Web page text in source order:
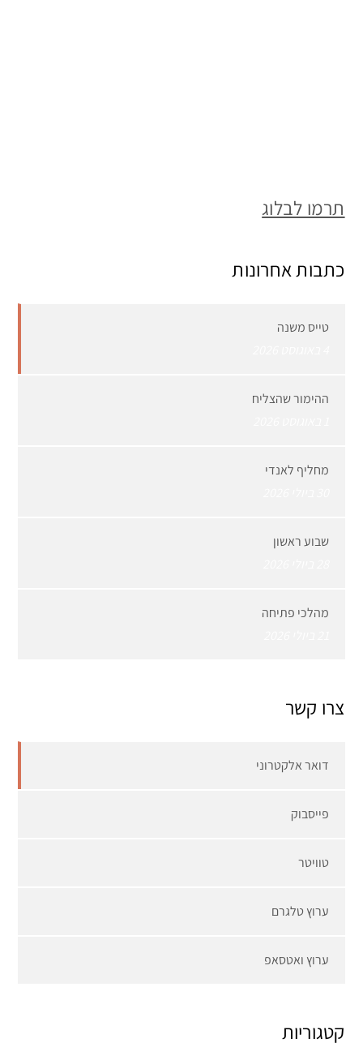
תרמו לבלוג
כתבות אחרונות
טייס משנה
ההימור שהצליח
מחליף לאנדי
שבוע ראשון
מהלכי פתיחה
צרו קשר
דואר אלקטרוני
פייסבוק
טוויטר
ערוץ טלגרם
ערוץ ואטסאפ
קטגוריות